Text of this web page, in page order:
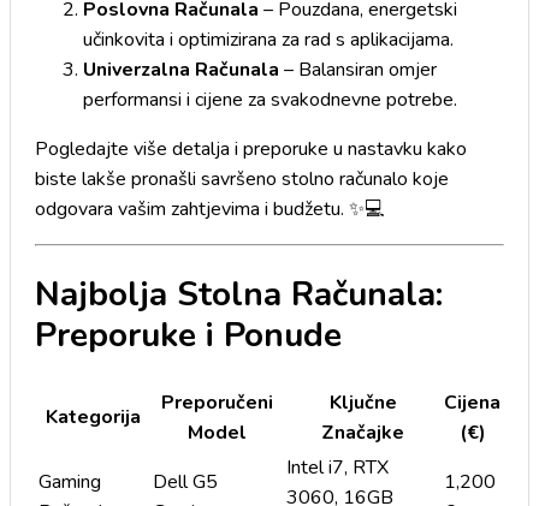
Poslovna Računala – Pouzdana, energetski
učinkovita i optimizirana za rad s aplikacijama.
Univerzalna Računala – Balansiran omjer
performansi i cijene za svakodnevne potrebe.
Pogledajte više detalja i preporuke u nastavku kako
biste lakše pronašli savršeno stolno računalo koje
odgovara vašim zahtjevima i budžetu. ✨💻
Najbolja Stolna Računala:
Preporuke i Ponude
Kategorija
Preporučeni
Model
Ključne
Značajke
Cijena
(€)
Gaming
Dell G5
Intel i7, RTX
3060, 16GB
1,200